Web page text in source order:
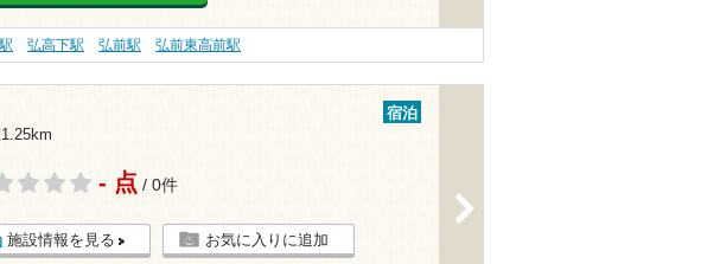
弘高下駅 弘前駅 弘前東高前駅
宿泊
- 点 / 0件
施設情報を見る お気に入りに追加